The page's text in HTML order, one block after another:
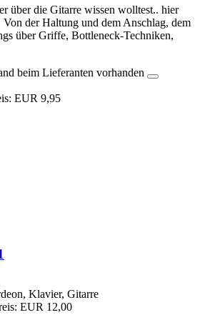
über die Gitarre wissen wolltest.. hier
der Haltung und dem Anschlag, dem
über Griffe, Bottleneck-Techniken,
beim Lieferanten vorhanden
EUR 9,95
Klavier, Gitarre
EUR 12,00